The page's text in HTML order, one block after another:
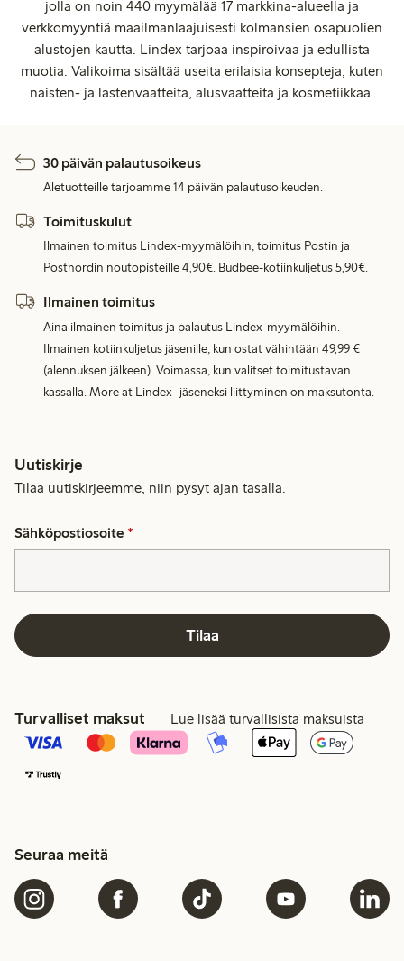
jolla on noin 440 myymälää 17 markkina-alueella ja
verkkomyyntiä maailmanlaajuisesti kolmansien osapuolien
alustojen kautta. Lindex tarjoaa inspiroivaa ja edullista
muotia. Valikoima sisältää useita erilaisia konsepteja, kuten
naisten- ja lastenvaatteita, alusvaatteita ja kosmetiikkaa.
30 päivän palautusoikeus
Aletuotteille tarjoamme 14 päivän palautusoikeuden.
Toimituskulut
Ilmainen toimitus Lindex-myymälöihin, toimitus Postin ja
Postnordin noutopisteille 4,90€. Budbee-kotiinkuljetus 5,90€.
Ilmainen toimitus
Aina ilmainen toimitus ja palautus Lindex-myymälöihin.
Ilmainen kotiinkuljetus jäsenille, kun ostat vähintään 49,99 €
(alennuksen jälkeen). Voimassa, kun valitset toimitustavan
kassalla. More at Lindex -jäseneksi liittyminen on maksutonta.
Uutiskirje
Tilaa uutiskirjeemme, niin pysyt ajan tasalla.
Sähköpostiosoite *
Tilaa
Turvalliset maksut Lue lisää turvallisista maksuista
Seuraa meitä